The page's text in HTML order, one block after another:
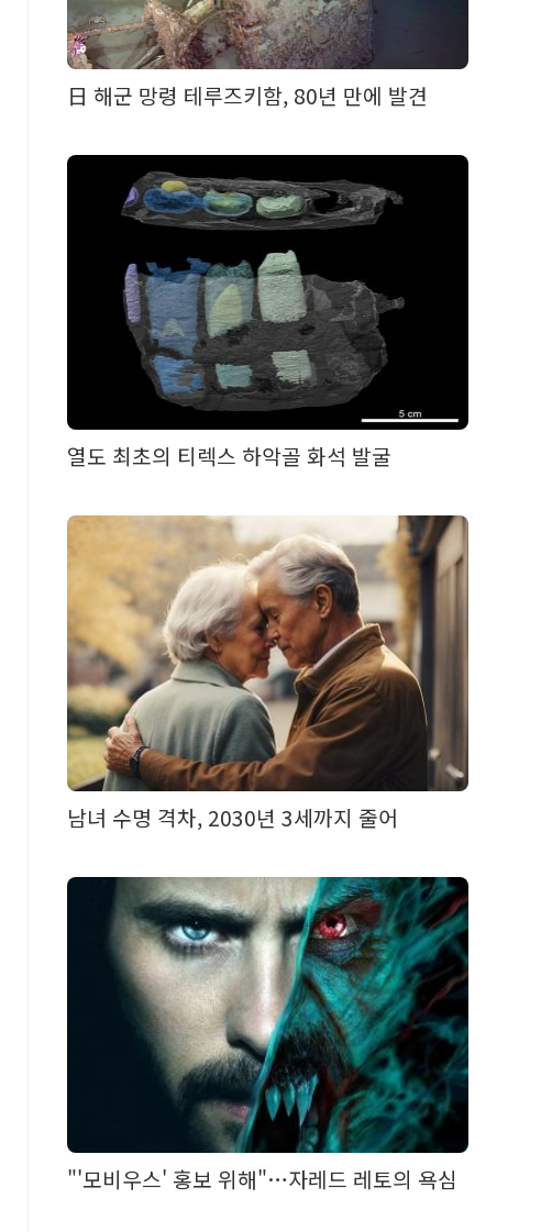
日 해군 망령 테루즈키함, 80년 만에 발견
열도 최초의 티렉스 하악골 화석 발굴
남녀 수명 격차, 2030년 3세까지 줄어
"'모비우스' 홍보 위해"…자레드 레토의 욕심